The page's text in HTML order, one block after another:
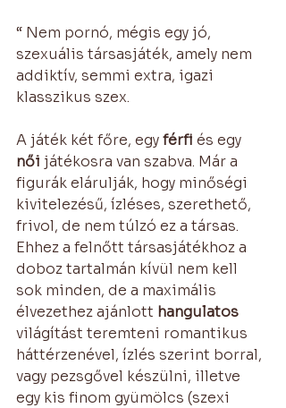
“ Nem pornó, mégis egy jó,
szexuális társasjáték, amely nem
addiktív, semmi extra, igazi
klasszikus szex.
A játék két főre, egy férfi és egy
női játékosra van szabva. Már a
figurák elárulják, hogy minőségi
kivitelezésű, ízléses, szerethető,
frivol, de nem túlzó ez a társas.
Ehhez a felnőtt társasjátékhoz a
doboz tartalmán kívül nem kell
sok minden, de a maximális
élvezethez ajánlott hangulatos
világítást teremteni romantikus
háttérzenével, ízlés szerint borral,
vagy pezsgővel készülni, illetve
egy kis finom gyümölcs (szexi